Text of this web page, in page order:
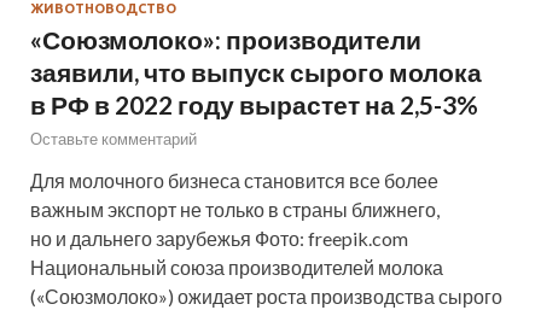
ЖИВОТНОВОДСТВО
«Союзмолоко»: производители
заявили, что выпуск сырого молока
в РФ в 2022 году вырастет на 2,5-3%
Оставьте комментарий
Для молочного бизнеса становится все более
важным экспорт не только в страны ближнего,
но и дальнего зарубежья Фото: freepik.com
Национальный союза производителей молока
(«Союзмолоко») ожидает роста производства сырого